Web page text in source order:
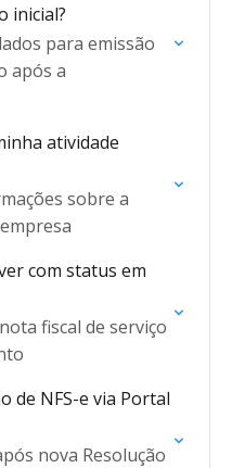
inicial?
para emissão
após a
atividade
sobre a
com status em
fiscal de serviço
de NFS-e via Portal
nova Resolução